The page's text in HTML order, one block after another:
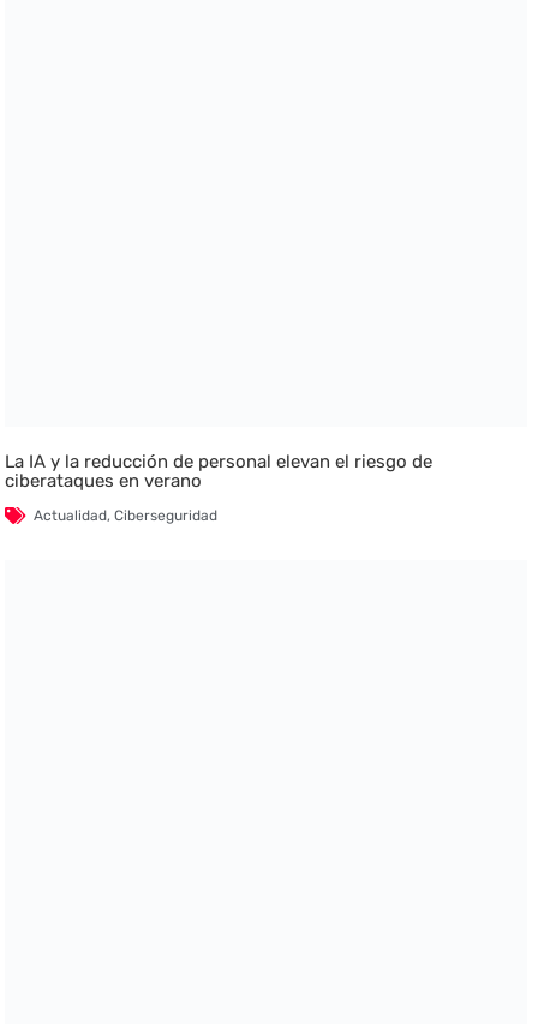
La IA y la reducción de personal elevan el riesgo de
ciberataques en verano
Actualidad,Ciberseguridad